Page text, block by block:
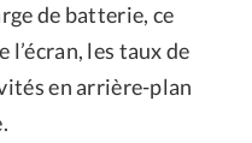
de batterie, ce
les taux de
en arrière-plan